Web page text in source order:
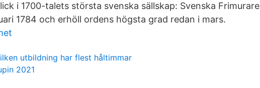
i 1700-talets största svenska sällskap: Svenska Frimurare
1784 och erhöll ordens högsta grad redan i mars.
utbildning har flest håltimmar
2021